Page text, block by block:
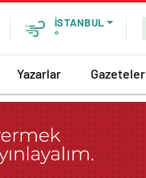
İSTANBUL
°
Yazarlar Gazeteler